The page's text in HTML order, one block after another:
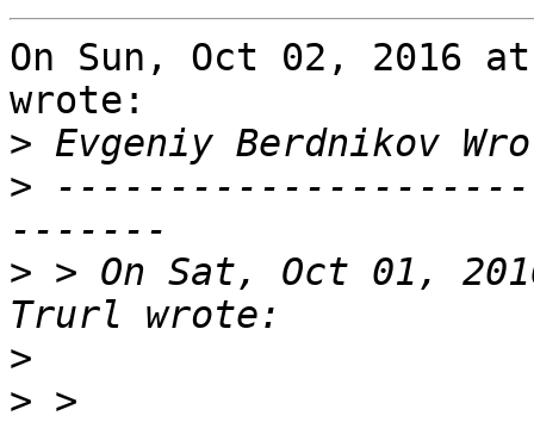
On Sun, Oct 02, 2016
wrote:
>
>
> > On Sat, Oct 01,
>
>